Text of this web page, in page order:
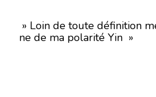
» Loin de toute définition
ne de ma polarité Yin »